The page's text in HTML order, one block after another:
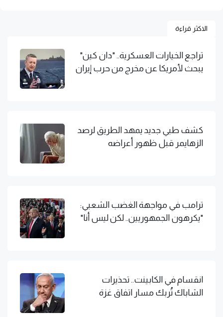
الاكثر قراءة
تراجع الخيارات العسكرية.. "دان كين"
يبحث لأمريكا عن مخرج من حرب إيران
كشف طبي جديد يمهد الطريق لرصد
الزهايمر قبل ظهور أعراضه
ترامب في مواجهة الغضب الشعبي:
"يكرهون الجمهوريين.. لكن ليس أنا"
انقسام في الكابينت.. تحذيرات
الشاباك تُربك مسار اتفاق غزة